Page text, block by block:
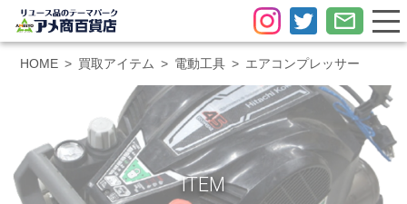
HOME 買取アイテム 電動工具 エアコンプレッサー
ITEM